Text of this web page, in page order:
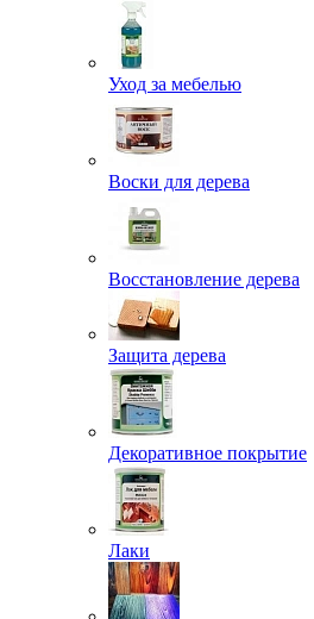
Уход за мебелью
Воски для дерева
Восстановление дерева
Защита дерева
Декоративное покрытие
Лаки